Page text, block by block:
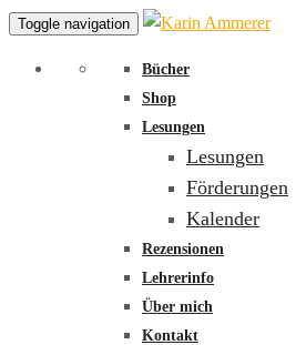
Toggle navigation
Bücher
Shop
Lesungen
Lesungen
Förderungen
Kalender
Rezensionen
Lehrerinfo
Über mich
Kontakt